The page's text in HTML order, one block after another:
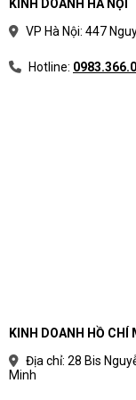
KINH DOANH HÀ NỘI
VP Hà Nội: 447
Hotline:
KINH DOANH HỒ CHÍ
Địa chỉ: 28 Bis
Minh